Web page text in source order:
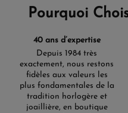
Pourquoi
40 ans d’expertise
Depuis 1984 très
exactement, nous restons
fidèles aux valeurs les
plus fondamentales de la
tradition horlogère et
joaillière, en boutique